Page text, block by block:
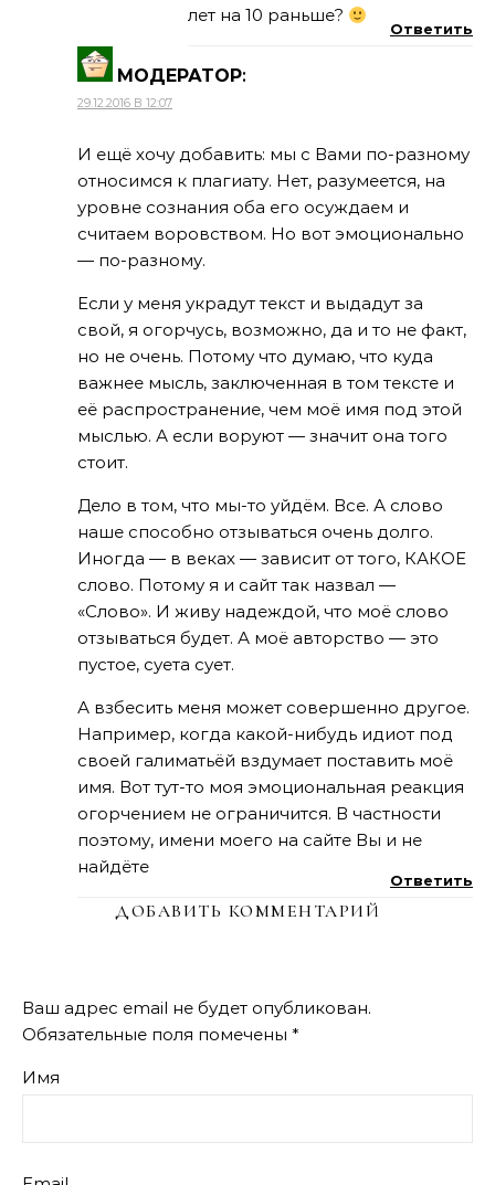
лет на 10 раньше?
Ответить
МОДЕРАТОР:
29.12.2016 В 12:07
И ещё хочу добавить: мы с Вами по-разному
относимся к плагиату. Нет, разумеется, на
уровне сознания оба его осуждаем и
считаем воровством. Но вот эмоционально
— по-разному.
Если у меня украдут текст и выдадут за
свой, я огорчусь, возможно, да и то не факт,
но не очень. Потому что думаю, что куда
важнее мысль, заключенная в том тексте и
её распространение, чем моё имя под этой
мыслью. А если воруют — значит она того
стоит.
Дело в том, что мы-то уйдём. Все. А слово
наше способно отзываться очень долго.
Иногда — в веках — зависит от того, КАКОЕ
слово. Потому я и сайт так назвал —
«Слово». И живу надеждой, что моё слово
отзываться будет. А моё авторство — это
пустое, суета сует.
А взбесить меня может совершенно другое.
Например, когда какой-нибудь идиот под
своей галиматьёй вздумает поставить моё
имя. Вот тут-то моя эмоциональная реакция
огорчением не ограничится. В частности
поэтому, имени моего на сайте Вы и не
найдёте
Ответить
ДОБАВИТЬ КОММЕНТАРИЙ
Ваш адрес email не будет опубликован.
Обязательные поля помечены *
Имя